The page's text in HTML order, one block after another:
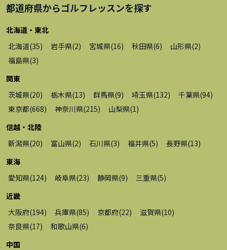
都道府県からゴルフレッスンを探す
北海道・東北
北海道(35) 岩手県(2) 宮城県(16) 秋田県(6) 山形県(2)
福島県(3)
関東
茨城県(20) 栃木県(13) 群馬県(9) 埼玉県(132) 千葉県(94)
東京都(668) 神奈川県(215) 山梨県(1 )
信越・北陸
新潟県(20) 富山県(2) 石川県(3) 福井県(5) 長野県(13)
東海
愛知県(124) 岐阜県(23) 静岡県(9) 三重県(5)
近畿
大阪府(194) 兵庫県(85) 京都府(22) 滋賀県(10)
奈良県(17) 和歌山県(6)
中国